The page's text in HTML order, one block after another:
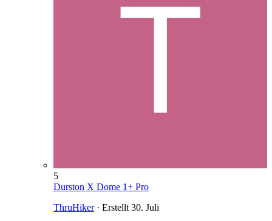
5
Durston X Dome 1+ Pro
ThruHiker· Erstellt 30. Juli